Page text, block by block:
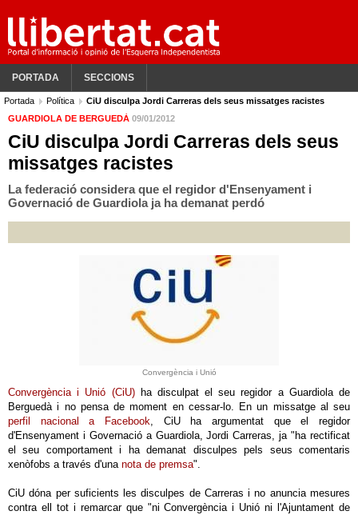
PORTADA SECCIONS
Portada Política
CiU disculpa Jordi Carreras dels seus missatges racistes
GUARDIOLA DE BERGUEDÀ 09/01/2012
CiU disculpa Jordi Carreras dels seus
missatges racistes
La federació considera que el regidor d'Ensenyament i
Governació de Guardiola ja ha demanat perdó
Convergència i Unió
Convergència i Unió (CiU)ha disculpat el seu regidor a Guardiola de
Berguedà i no pensa de moment en cessar-lo. En un missatge al seu
perfil nacional a Facebook, CiU ha argumentat que el regidor
d'Ensenyament i Governació a Guardiola, Jordi Carreras, ja "ha rectificat
el seu comportament i ha demanat disculpes pels seus comentaris
xenòfobs a través d'una nota de premsa".
CiU dóna per suficients les disculpes de Carreras i no anuncia mesures
contra ell tot i remarcar que "ni Convergència i Unió ni l'Ajuntament de